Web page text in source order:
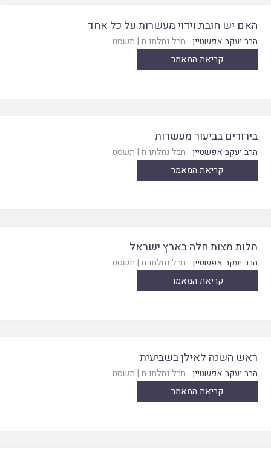
האם יש חובת וידוי מעשרות על כל אחד
הרב יעקב אפשטיין חבל נחלתו ח | תשסט
קריאת המאמר
בירורים בביעור מעשרות
הרב יעקב אפשטיין חבל נחלתו ח | תשסט
קריאת המאמר
תלות מצות חלה בארץ ישראל
הרב יעקב אפשטיין חבל נחלתו ח | תשסט
קריאת המאמר
ראש השנה לאילן בשביעית
הרב יעקב אפשטיין חבל נחלתו ח | תשסט
קריאת המאמר